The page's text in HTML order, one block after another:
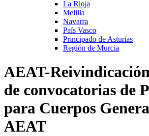
La Rioja
Melilla
Navarra
País Vasco
Principado de Asturias
Región de Murcia
AEAT-
de convocatorias de
para Cuerpos
AEAT